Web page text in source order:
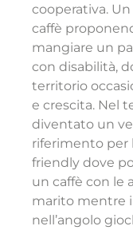
cooperativa.
caffè
mangiare un
con disabilità,
territorio
e crescita. Nel
diventato un
riferimento per
friendly dove
un caffè con le
marito mentre
nell’angolo